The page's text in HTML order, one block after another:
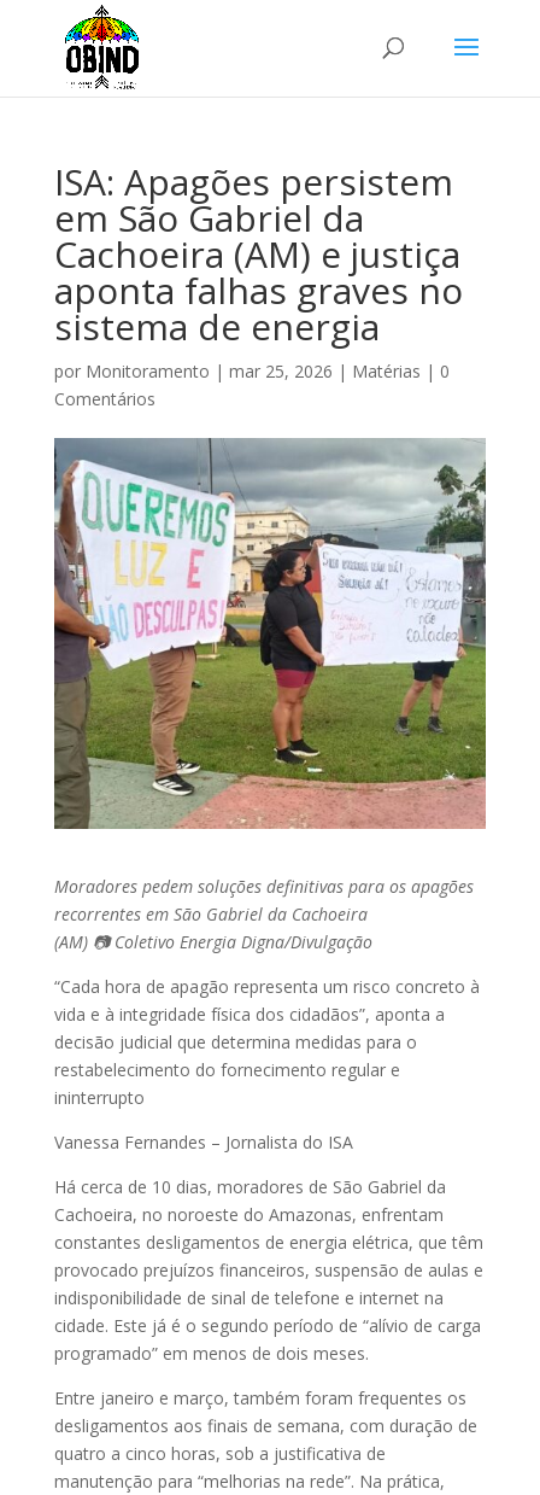
ISA: Apagões persistem
em São Gabriel da
Cachoeira (AM) e justiça
aponta falhas graves no
sistema de energia
por Monitoramento | mar 25, 2026 | Matérias | 0
Comentários
Moradores pedem soluções definitivas para os apagões
recorrentes em São Gabriel da Cachoeira
(AM) 📷 Coletivo Energia Digna/Divulgação
“Cada hora de apagão representa um risco concreto à
vida e à integridade física dos cidadãos”, aponta a
decisão judicial que determina medidas para o
restabelecimento do fornecimento regular e
ininterrupto
Vanessa Fernandes – Jornalista do ISA
Há cerca de 10 dias, moradores de São Gabriel da
Cachoeira, no noroeste do Amazonas, enfrentam
constantes desligamentos de energia elétrica, que têm
provocado prejuízos financeiros, suspensão de aulas e
indisponibilidade de sinal de telefone e internet na
cidade. Este já é o segundo período de “alívio de carga
programado” em menos de dois meses.
Entre janeiro e março, também foram frequentes os
desligamentos aos finais de semana, com duração de
quatro a cinco horas, sob a justificativa de
manutenção para “melhorias na rede”. Na prática,